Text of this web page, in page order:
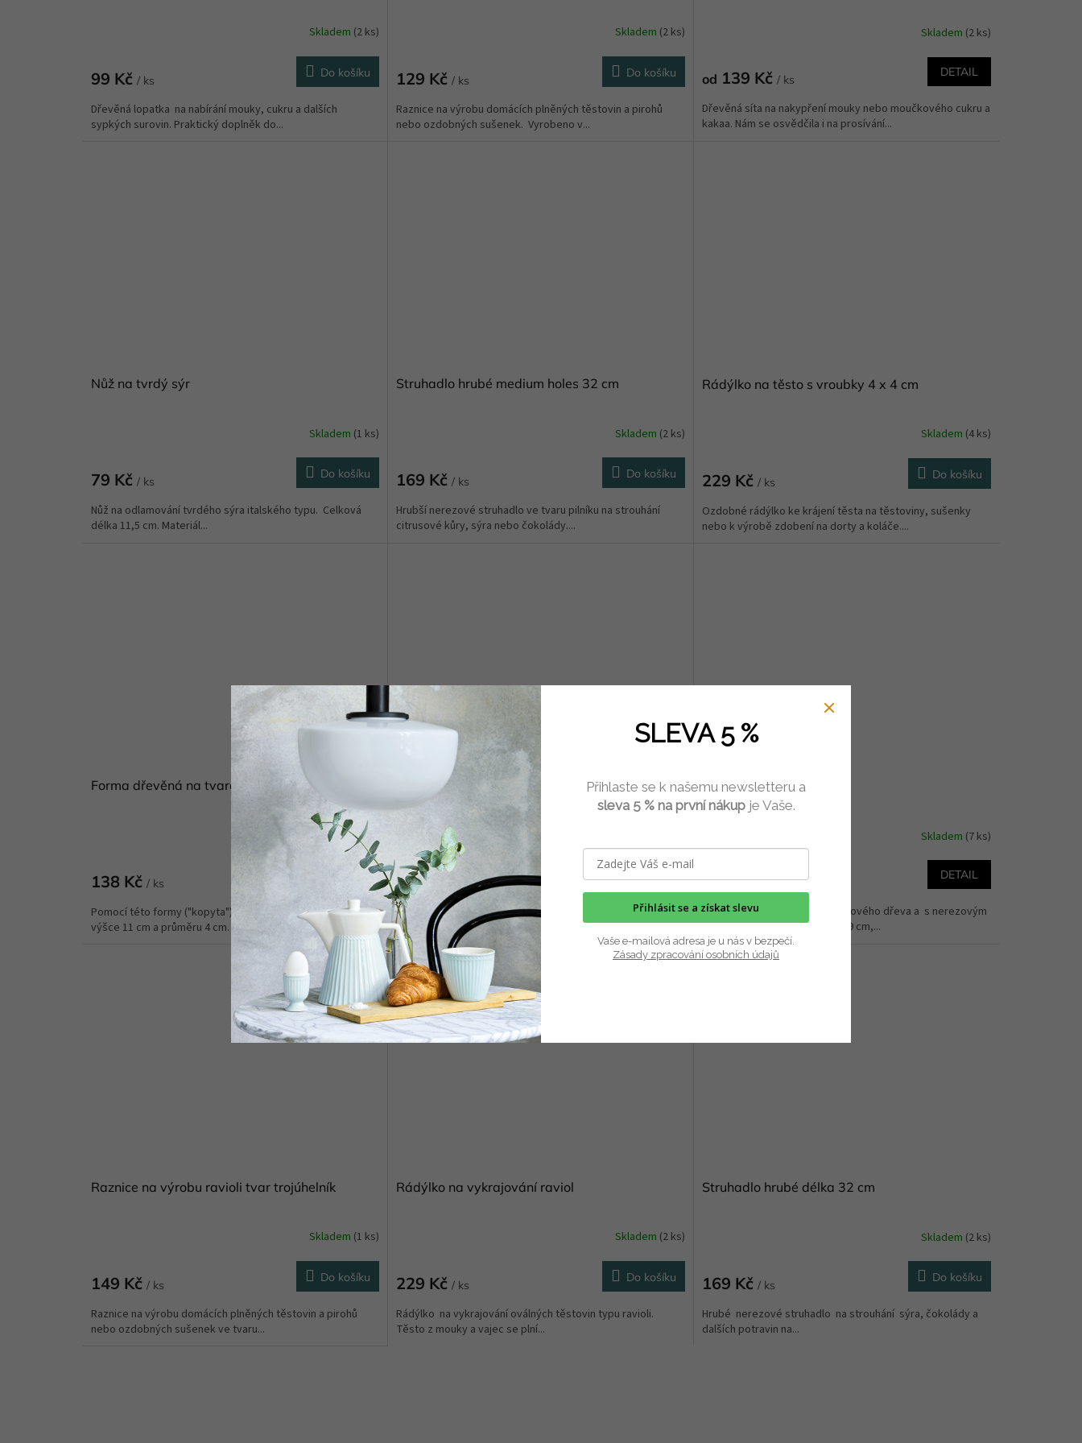
Skladem (2 ks)
99 Kč / ks
Do košíku
Dřevěná lopatka na nabírání mouky, cukru a dalších
sypkých surovin. Praktický doplněk do...
Skladem (2 ks)
129 Kč/ ks
Do košíku
Raznice na výrobu domácích plněných těstovin a pirohů
nebo ozdobných sušenek. Vyrobeno v...
je
z
5
Skladem (2 ks)
od 139 Kč / ks
DETAIL
Dřevěná síta na nakypření mouky nebo moučkového cukru a
kakaa. Nám se osvědčila i na prosívání...
Nůž na tvrdý sýr
Skladem (1 ks)
79 Kč / ks
Do košíku
Nůž na odlamování tvrdého sýra italského typu. Celková
délka 11,5 cm. Materiál...
Struhadlo hrubé medium holes 32 cm
Skladem (2 ks)
169 Kč/ ks
Do košíku
Hrubší nerezové struhadlo ve tvaru pilníku na strouhání
citrusové kůry, sýra nebo čokolády....
Rádýlko na těsto s vroubky 4 x 4 cm
Skladem (4 ks)
229 Kč / ks
Do košíku
Ozdobné rádýlko ke krájení těsta na těstoviny, sušenky
nebo k výrobě zdobení na dorty a koláče....
Forma dřevěná na tvarování kornoutků 21 cm
Skladem(2 ks)
138 Kč / ks
Do košíku
Pomocí této formy ("kopyta") vytvarujete kornoutky o
výšce 11 cm a průměru 4 cm. Těsto upečené ve...
Rádýlko na těstoviny hladké 6 x 6 cm
249 Kč / ks
Pomocník na výrobu těstovin typu tortellini. Tortellini jsou
těstoviny vyrobené z kvalitní mouky...
Krájecí kolečko na pizzu
Skladem (7 ks)
od179 Kč/ ks
DETAIL
Kráječ na pizzu s rukojetí z bukového dřeva a s nerezovým
nožem. Velikosti:průměr nože 9 cm,...
Raznice na výrobu ravioli tvar trojúhelník
Skladem (1 ks)
149 Kč / ks
Do košíku
Raznice na výrobu domácích plněných těstovin a pirohů
nebo ozdobných sušenek ve tvaru...
Rádýlko na vykrajování raviol
Skladem (2 ks)
229 Kč/ ks
Do košíku
Rádýlko na vykrajování oválných těstovin typu ravioli.
Těsto z mouky a vajec se plní...
Struhadlo hrubé délka 32 cm
Skladem (2 ks)
169 Kč / ks
Do košíku
Hrubé nerezové struhadlo na strouhání sýra, čokolády a
dalších potravin na...
SLEVA 5 %
Přihlaste se k našemu newsletteru a
sleva 5 % na první nákupje Vaše.
Přihlásit se a získat slevu
Vaše e-mailová adresa je u nás v bezpečí.
Zásady zpracování osobních údajů